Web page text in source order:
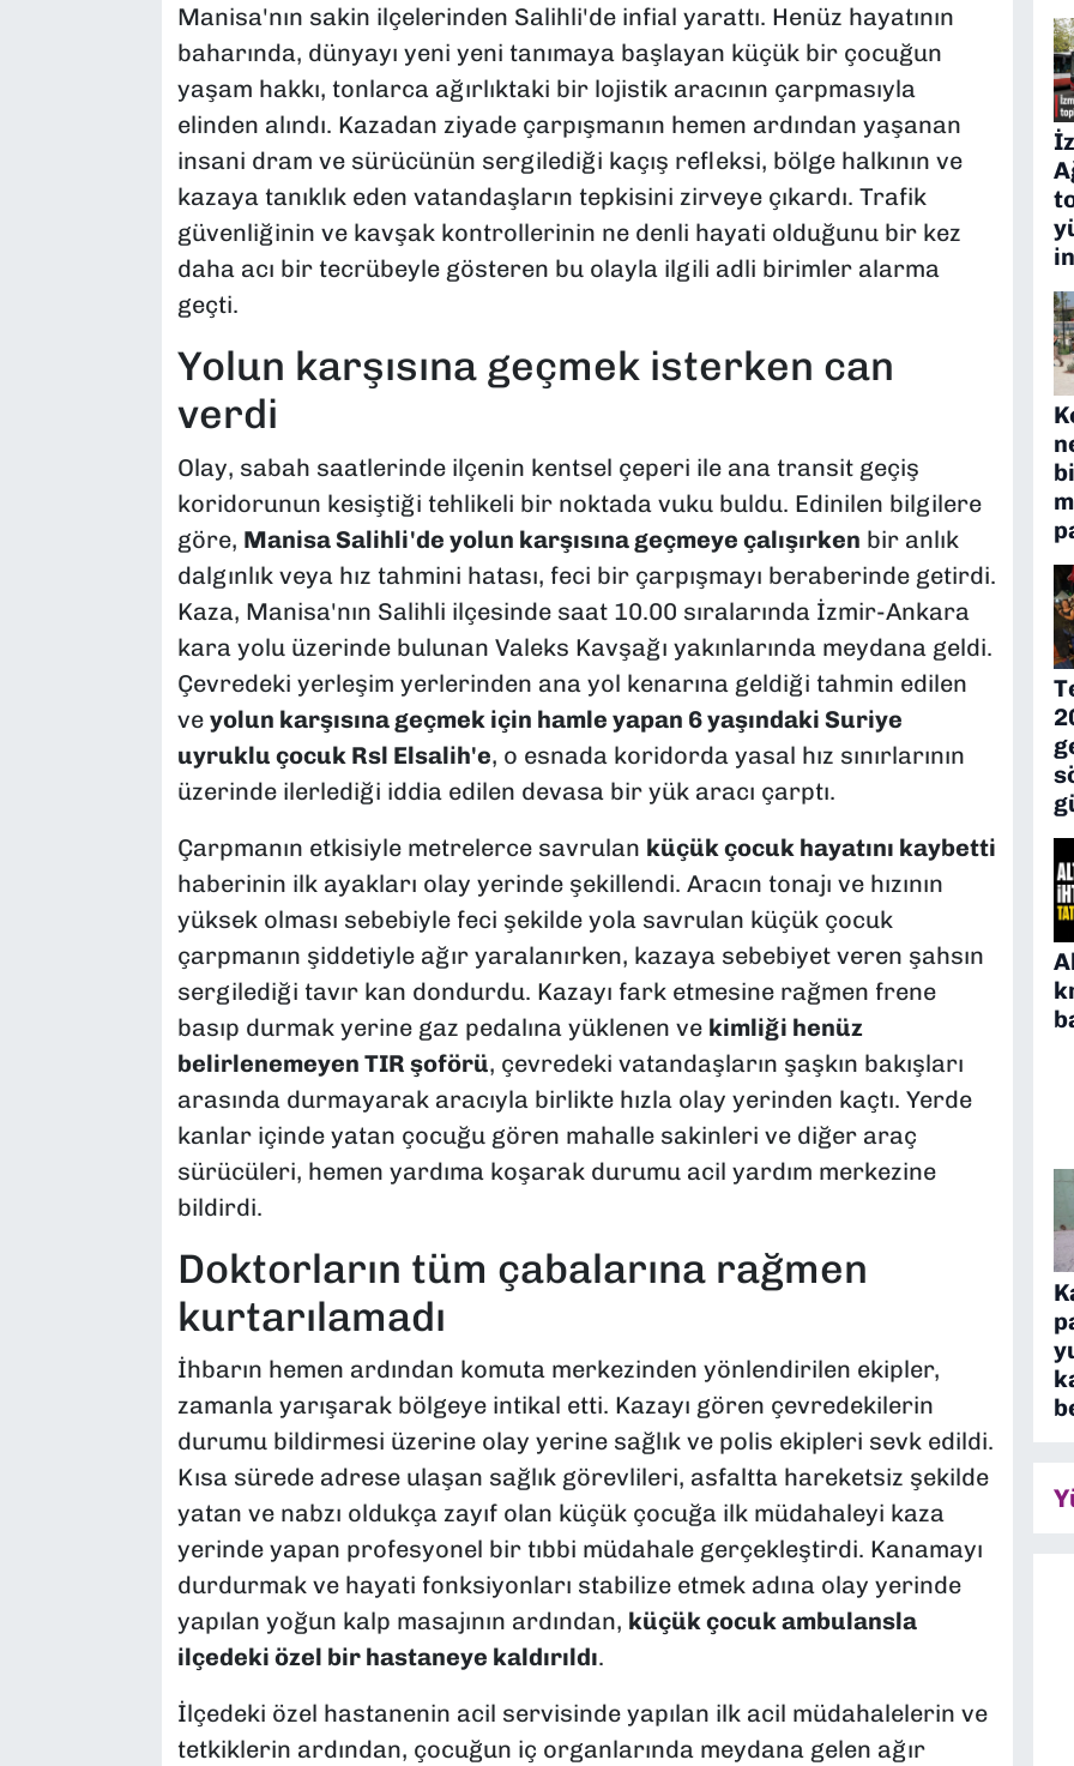
Manisa'nın sakin ilçelerinden Salihli'de infial yarattı. Henüz hayatının
baharında, dünyayı yeni yeni tanımaya başlayan küçük bir çocuğun
yaşam hakkı, tonlarca ağırlıktaki bir lojistik aracının çarpmasıyla
elinden alındı. Kazadan ziyade çarpışmanın hemen ardından yaşanan
insani dram ve sürücünün sergilediği kaçış refleksi, bölge halkının ve
kazaya tanıklık eden vatandaşların tepkisini zirveye çıkardı. Trafik
güvenliğinin ve kavşak kontrollerinin ne denli hayati olduğunu bir kez
daha acı bir tecrübeyle gösteren bu olayla ilgili adli birimler alarma
geçti.
Yolun karşısına geçmek isterken can
verdi
Olay, sabah saatlerinde ilçenin kentsel çeperi ile ana transit geçiş
koridorunun kesiştiği tehlikeli bir noktada vuku buldu. Edinilen bilgilere
göre, Manisa Salihli'de yolun karşısına geçmeye çalışırken bir anlık
dalgınlık veya hız tahmini hatası, feci bir çarpışmayı beraberinde getirdi.
Kaza, Manisa'nın Salihli ilçesinde saat 10.00 sıralarında İzmir-Ankara
kara yolu üzerinde bulunan Valeks Kavşağı yakınlarında meydana geldi.
Çevredeki yerleşim yerlerinden ana yol kenarına geldiği tahmin edilen
ve yolun karşısına geçmek için hamle yapan 6 yaşındaki Suriye
uyruklu çocuk Rsl Elsalih'e, o esnada koridorda yasal hız sınırlarının
üzerinde ilerlediği iddia edilen devasa bir yük aracı çarptı.
Çarpmanın etkisiyle metrelerce savrulan küçük çocuk hayatını kaybetti
haberinin ilk ayakları olay yerinde şekillendi. Aracın tonajı ve hızının
yüksek olması sebebiyle feci şekilde yola savrulan küçük çocuk
çarpmanın şiddetiyle ağır yaralanırken, kazaya sebebiyet veren şahsın
sergilediği tavır kan dondurdu. Kazayı fark etmesine rağmen frene
basıp durmak yerine gaz pedalına yüklenen ve kimliği henüz
belirlenemeyen TIR şoförü, çevredeki vatandaşların şaşkın bakışları
arasında durmayarak aracıyla birlikte hızla olay yerinden kaçtı. Yerde
kanlar içinde yatan çocuğu gören mahalle sakinleri ve diğer araç
sürücüleri, hemen yardıma koşarak durumu acil yardım merkezine
bildirdi.
Doktorların tüm çabalarına rağmen
kurtarılamadı
İhbarın hemen ardından komuta merkezinden yönlendirilen ekipler,
zamanla yarışarak bölgeye intikal etti. Kazayı gören çevredekilerin
durumu bildirmesi üzerine olay yerine sağlık ve polis ekipleri sevk edildi.
Kısa sürede adrese ulaşan sağlık görevlileri, asfaltta hareketsiz şekilde
yatan ve nabzı oldukça zayıf olan küçük çocuğa ilk müdahaleyi kaza
yerinde yapan profesyonel bir tıbbi müdahale gerçekleştirdi. Kanamayı
durdurmak ve hayati fonksiyonları stabilize etmek adına olay yerinde
yapılan yoğun kalp masajının ardından, küçük çocuk ambulansla
ilçedeki özel bir hastaneye kaldırıldı.
İlçedeki özel hastanenin acil servisinde yapılan ilk acil müdahalelerin ve
tetkiklerin ardından, çocuğun iç organlarında meydana gelen ağır